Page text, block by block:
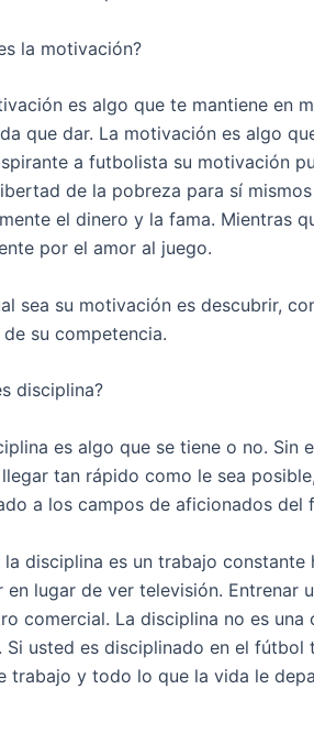
la motivación?
es algo que te mantiene en
que dar. La motivación es algo
a futbolista su motivación
de la pobreza para sí
el dinero y la fama. Mientras
por el amor al juego.
sea su motivación es descubrir,
su competencia.
disciplina?
es algo que se tiene o no. Sin
tan rápido como le sea
a los campos de aficionados del
la disciplina es un trabajo constante
en lugar de ver televisión. Entrenar
comercial. La disciplina no es una
Si usted es disciplinado en el fútbol
trabajo y todo lo que la vida le